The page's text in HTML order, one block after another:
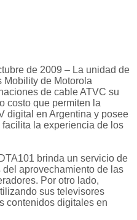
de 2009 – La unidad de
Mobility de Motorola
de cable ATVC su
costo que permiten la
digital en Argentina y posee
la experiencia de los
brinda un servicio de
aprovechamiento de las
Por otro lado,
sus televisores
contenidos digitales en